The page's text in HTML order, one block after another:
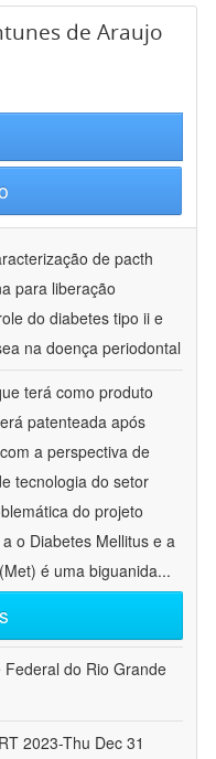
de Araujo
de pacth
para liberação
do diabetes tipo ii e
na doença periodontal
terá como produto
patenteada após
a perspectiva de
tecnologia do setor
do projeto
o Diabetes Mellitus e a
é uma biguanida...
Federal do Rio Grande
2023-Thu Dec 31